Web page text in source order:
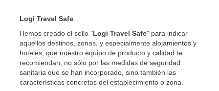
dirigirme?
¿Incluye algún seguro de viaje mi reserva?
¿Cuáles son las condiciones generales en las
reservas de viajes?
Logi Travel Safe
Hemos creado el sello "Logi Travel Safe" para indicar
aquellos destinos, zonas, y especialmente alojamientos y
hoteles, que nuestro equipo de producto y calidad te
recomiendan, no sólo por las medidas de seguridad
sanitaria que se han incorporado, sino también las
características concretas del establecimiento o zona.